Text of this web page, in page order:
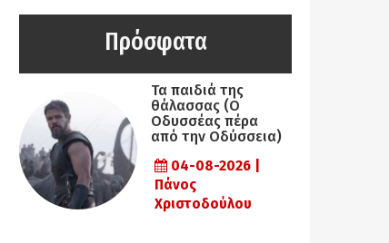
Πρόσφατα
Τα παιδιά της
θάλασσας (Ο
Οδυσσέας πέρα
από την Οδύσσεια)
04-08-2026 |
Πάνος
Χριστοδούλου